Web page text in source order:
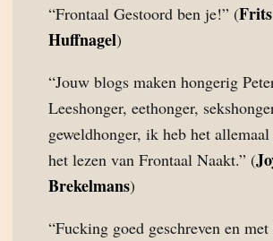
“Frontaal Gestoord ben je!” (Frits
Huffnagel)
“Jouw blogs maken hongerig
Leeshonger, eethonger,
geweldhonger, ik heb het
het lezen van Frontaal Naakt.” (
Brekelmans)
“Fucking goed geschreven en